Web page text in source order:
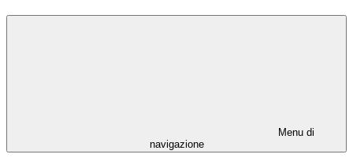
Menu di
navigazione